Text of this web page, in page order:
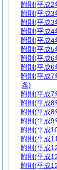
附則 (平成2
附則 (平成3
附則 (平成3
附則 (平成4
附則 (平成4
附則 (平成5
附則 (平成6
附則 (平成6
附則 (平成7
条)
附則 (平成7
附則 (平成8
附則 (平成8
附則 (平成9
附則 (平成
附則 (平成
附則 (平成
附則 (平成
附則 (平成